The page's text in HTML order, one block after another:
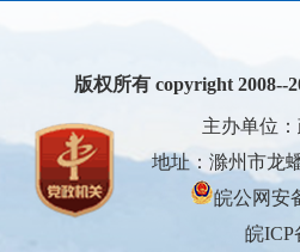
版权所有 copyright 2008--
主办单位
地址：滁州市龙
皖公网安
皖ICP